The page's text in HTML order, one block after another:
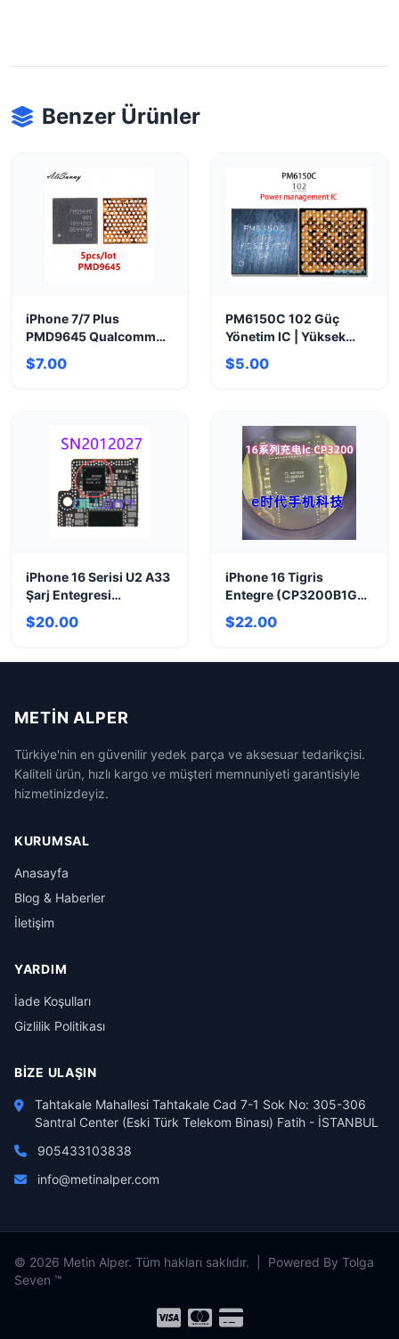
Benzer Ürünler
iPhone 7/7 Plus
PMD9645 Qualcomm
Küçük Güç IC Entegresi
$7.00
PM6150C 102 Güç
Yönetim IC | Yüksek
Performanslı Akıllı
Çözüm
$5.00
iPhone 16 Serisi U2 A33
Şarj Entegresi
(SN2012027)
$20.00
iPhone 16 Tigris
Entegre (CP3200B1G0)
| Güç & Şarj Çözümü
$22.00
METIN ALPER
Türkiye'nin en güvenilir yedek parça ve aksesuar tedarikçisi.
Kaliteli ürün, hızlı kargo ve müşteri memnuniyeti garantisiyle
hizmetinizdeyiz.
KURUMSAL
Anasayfa
Blog & Haberler
İletişim
YARDIM
İade Koşulları
Gizlilik Politikası
BIZE ULAŞIN
Tahtakale Mahallesi Tahtakale Cad 7-1 Sok No: 305-306
Santral Center (Eski Türk Telekom Binası) Fatih - İSTANBUL
905433103838
info@metinalper.com
© 2026 Metin Alper. Tüm hakları saklıdır. | Powered By Tolga
Seven ™